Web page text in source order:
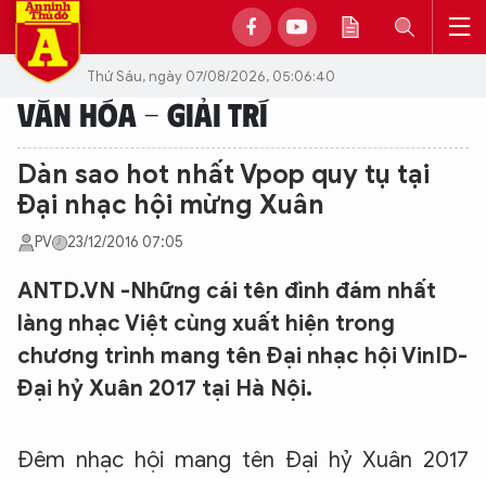
Thứ Sáu, ngày 07/08/2026, 05:06:40
VĂN HÓA - GIẢI TRÍ
Dàn sao hot nhất Vpop quy tụ tại
Đại nhạc hội mừng Xuân
PV 23/12/2016 07:05
ANTD.VN -Những cái tên đình đám nhất
làng nhạc Việt cùng xuất hiện trong
chương trình mang tên Đại nhạc hội VinID-
Đại hỷ Xuân 2017 tại Hà Nội.
Đêm nhạc hội mang tên Đại hỷ Xuân 2017